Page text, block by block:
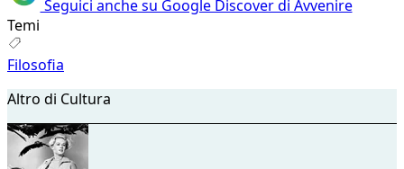
Seguici anche su Google Discover di Avvenire
Temi
Filosofia
Altro di Cultura